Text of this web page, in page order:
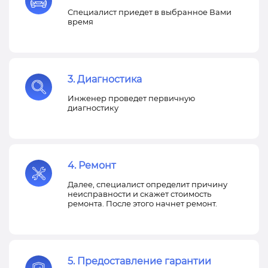
Специалист приедет в выбранное Вами
время
3. Диагностика
Инженер проведет первичную
диагностику
4. Ремонт
Далее, специалист определит причину
неисправности и скажет стоимость
ремонта. После этого начнет ремонт.
5. Предоставление гарантии